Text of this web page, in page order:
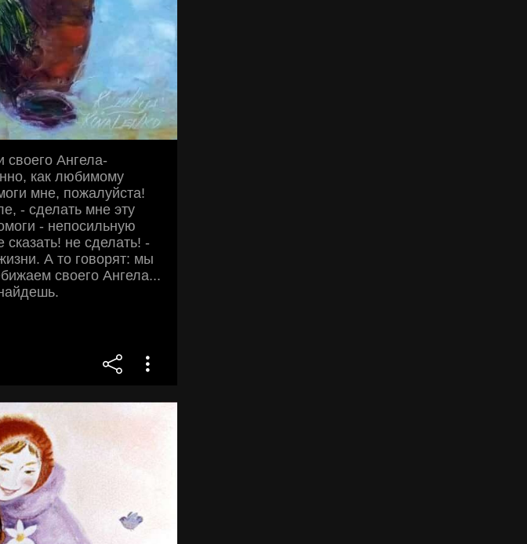
своего Ангела-
как любимому
мне, пожалуйста!
- сделать мне эту
- непосильную
не сделать! -
А то говорят: мы
своего Ангела...